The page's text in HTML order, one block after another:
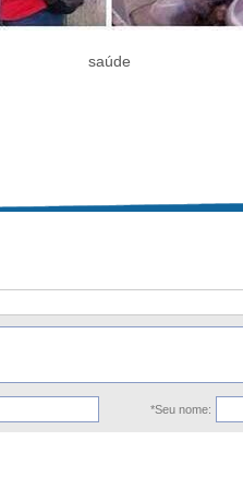
saúde
*Seu nome: